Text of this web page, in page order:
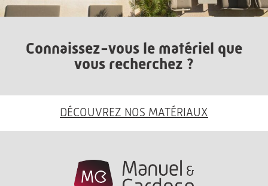
Connaissez-vous le matériel que
vous recherchez ?
DÉCOUVREZ NOS MATÉRIAUX